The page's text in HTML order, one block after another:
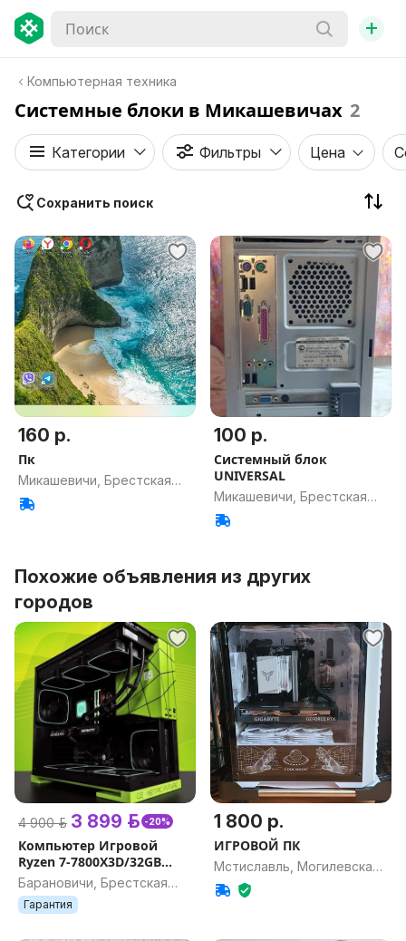
+
Компьютерная техника
Системные блоки в Микашевичaх 2
Категории Фильтры Цена
Сохранить поиск
160 р.
Пк
Микашевичи, Брестская
обл.
100 р.
Системный блок
UNIVERSAL
Микашевичи, Брестская
обл.
Похожие объявления из других
городов
4 900 р. 3 899 р. -20%
Компьютер Игровой
Ryzen 7-7800X3D/32GB
DDR5/RTX5060/АКЦИЯ
Барановичи, Брестская
обл.
Гарантия
1 800 р.
ИГРОВОЙ ПК
Мстиславль, Могилевская
обл.